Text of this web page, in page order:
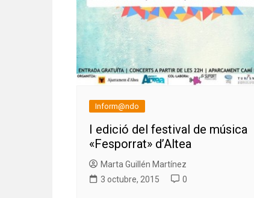
Inform@ndo
I edició del festival de música
«Fesporrat» d’Altea
Marta Guillén Martínez
3 octubre, 2015
0